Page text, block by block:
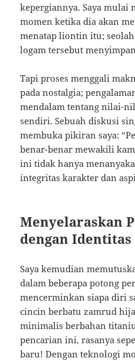
kepergiannya. Saya mulai
momen ketika dia akan
menatap liontin itu;
logam tersebut
Tapi proses menggali
pada nostalgia;
mendalam tentang nilai-
sendiri. Sebuah diskusi
membuka pikiran saya:
benar-benar mewakili
ini tidak hanya
integritas karakter dan
Menyelaraskan
dengan
Saya kemudian
dalam beberapa potong
mencerminkan siapa diri
cincin berbatu zamrud
minimalis berbahan
pencarian ini, rasanya
baru! Dengan teknologi